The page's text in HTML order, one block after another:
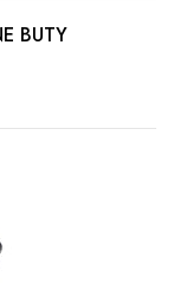
BUTY